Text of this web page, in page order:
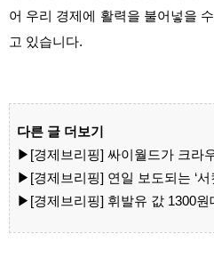
어 우리 경제에 활력을 불어넣을
고 있습니다.
다른 글 더보기
▶ [경제브리핑] 싸이월드가 크라
▶ [경제브리핑] 연일 보도되는 ‘서
▶ [경제브리핑] 휘발유 값 1300